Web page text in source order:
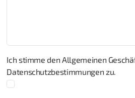
Ich stimme den Allgemeinen
Datenschutzbestimmungen zu.